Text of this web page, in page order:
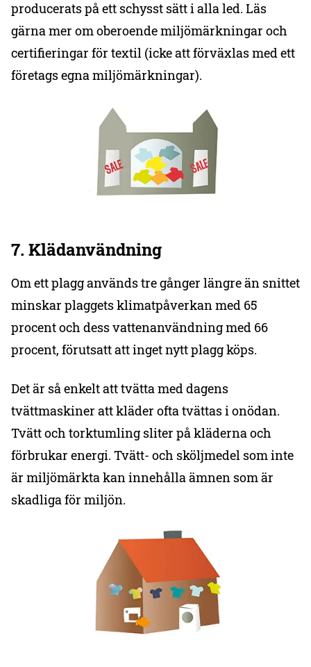
producerats på ett schysst sätt i alla led. Läs
gärna mer om oberoende miljömärkningar och
certifieringar för textil (icke att förväxlas med ett
företags egna miljömärkningar).
7. Klädanvändning
Om ett plagg används tre gånger längre än snittet
minskar plaggets klimatpåverkan med 65
procent och dess vattenanvändning med 66
procent, förutsatt att inget nytt plagg köps.
Det är så enkelt att tvätta med dagens
tvättmaskiner att kläder ofta tvättas i onödan.
Tvätt och torktumling sliter på kläderna och
förbrukar energi. Tvätt- och sköljmedel som inte
är miljömärkta kan innehålla ämnen som är
skadliga för miljön.